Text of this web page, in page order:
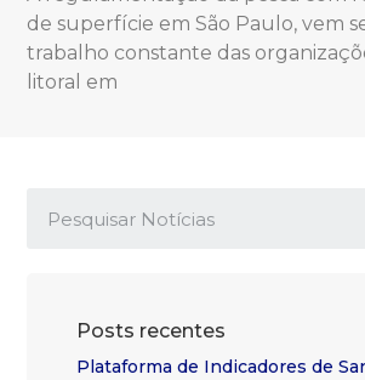
de superfície em São Paulo, vem
trabalho constante das
litoral em
Posts recentes
Plataforma de Indicadores de